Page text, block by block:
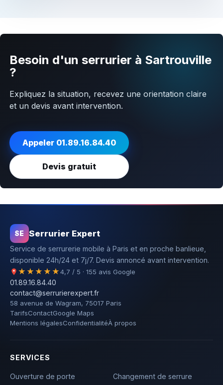
Besoin d'un serrurier à Sartrouville
?
Expliquez la situation, recevez une orientation claire
et un devis avant intervention.
Appeler 01.89.16.84.40
Devis gratuit
SE Serrurier Expert
Service de serrurerie mobile à Paris et en proche banlieue,
disponible 24h/24 et 7j/7. Devis annoncé avant intervention.
★★★★★4,7 / 5 · 155 avis Google
01.89.16.84.40
contact@serrurierexpert.fr
58 avenue de Wagram, 75017 Paris
TarifsContactGoogle Maps
Mentions légalesConfidentialitéÀ propos
SERVICES
Ouverture de porte Changement de serrure